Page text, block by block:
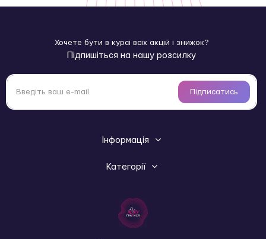
Хочете бути в курсі всіх акцій і знижок?
Підпишіться на нашу розсилку
Підписатись
Інформація
Категорії